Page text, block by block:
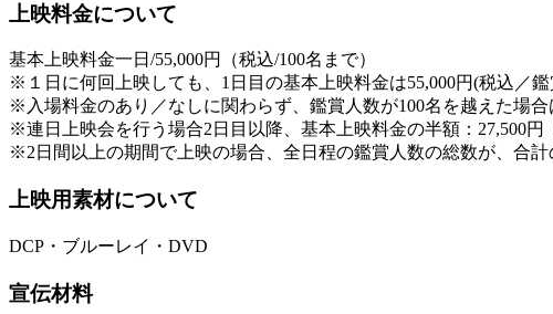
上映料金について
基本上映料金一日/55,000円（税込/100名まで）
※１日に何回上映しても、1日目の基本上映料金は55,000円(税込／鑑
※入場料金のあり／なしに関わらず、鑑賞人数が100名を越えた場合
※連日上映会を行う場合2日目以降、基本上映料金の半額：27,500円
※2日間以上の期間で上映の場合、全日程の鑑賞人数の総数が、合
上映用素材について
DCP・ブルーレイ・DVD
宣伝材料